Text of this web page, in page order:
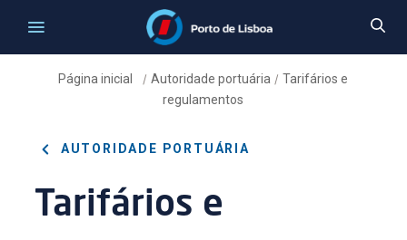
Página inicial /Autoridade portuária / Tarifários e
regulamentos
AUTORIDADE PORTUÁRIA
Tarifários e